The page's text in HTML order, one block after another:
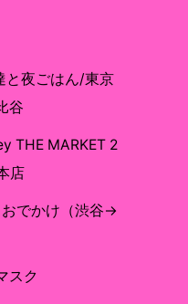
夜ごはん/東京
谷
THE MARKET 2
店
でかけ（渋谷→
スク